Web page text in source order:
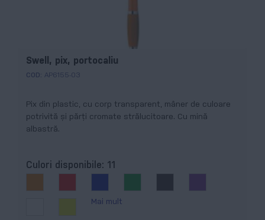
Swell, pix, portocaliu
COD: AP6155-03
Pix din plastic, cu corp transparent, mâner de culoare
potrivită și părți cromate strălucitoare. Cu mină
albastră.
Culori disponibile: 11
Mai mult